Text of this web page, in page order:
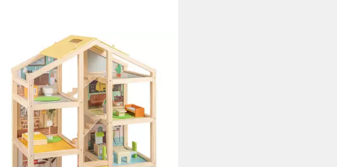
Puppenhaus, Holz, Traumvilla mit
Möbelstücken & Figuren ab 3 Jahren
99,99 €
UVP152,99 €
lieferbar - in 3-4 Werktagen bei dir